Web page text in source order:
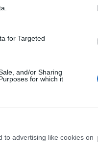
for Targeted
and/or Sharing
for which it
to advertising like cookies on